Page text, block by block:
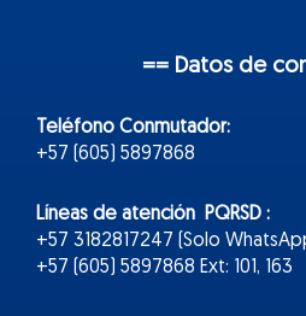
== Datos de
Teléfono Conmutador:
+57 (605) 5897868
Líneas de atención PQRSD :
+57 3182817247 (Solo
+57 (605) 5897868 Ext: 101, 163